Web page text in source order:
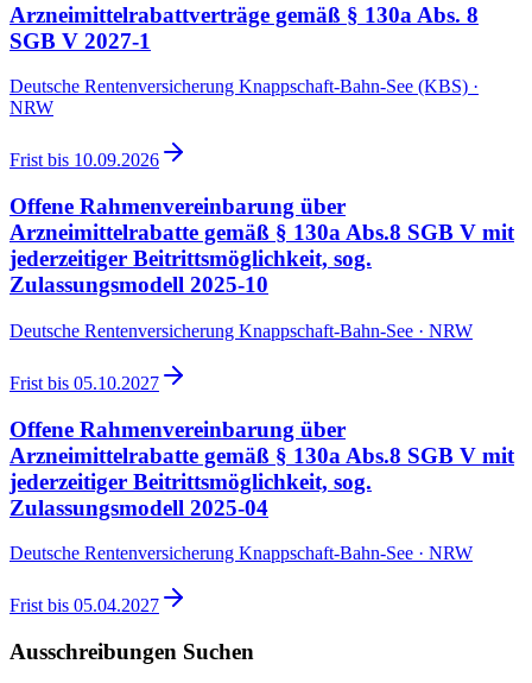
Arzneimittelrabattverträge gemäß § 130a Abs. 8
SGB V 2027-1
Deutsche Rentenversicherung Knappschaft-Bahn-See (KBS) ·
NRW
Frist bis 10.09.2026
Offene Rahmenvereinbarung über
Arzneimittelrabatte gemäß § 130a Abs.8 SGB V mit
jederzeitiger Beitrittsmöglichkeit, sog.
Zulassungsmodell 2025-10
Deutsche Rentenversicherung Knappschaft-Bahn-See · NRW
Frist bis 05.10.2027
Offene Rahmenvereinbarung über
Arzneimittelrabatte gemäß § 130a Abs.8 SGB V mit
jederzeitiger Beitrittsmöglichkeit, sog.
Zulassungsmodell 2025-04
Deutsche Rentenversicherung Knappschaft-Bahn-See · NRW
Frist bis 05.04.2027
Ausschreibungen Suchen